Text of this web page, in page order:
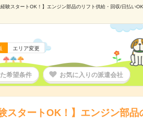
経験スタートOK！】エンジン部品のリフト供給・回収/日払い
エリア変更
希望条件 お気に入りの派遣会社
スタートOK！】エンジン部